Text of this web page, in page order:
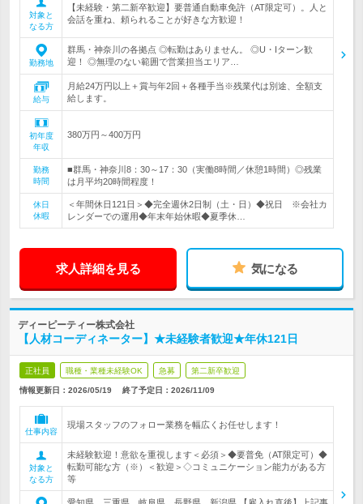
対象と
なる方
【未経験・第二新卒歓迎】要普通自動車免許（AT限定可）。人と
会話を重ね、頼られることが好きな方歓迎！
勤務地
群馬・神奈川の各拠点 ◎転勤はありません。 ◎U・Iターン歓
迎！ ◎無理のない範囲で営業担当エリア…
給与
月給24万円以上＋賞与年2回＋各種手当※残業代は別途、全額支
給します。
初年度
年収
380万円～400万円
勤務
時間
■群馬・神奈川8：30～17：30（実働8時間／休憩1時間）◎残業
は月平均20時間程度！
休日
休暇
＜年間休日121日＞◆完全週休2日制（土・日）◆祝日 ※会社カ
レンダーでの運用◆年末年始休暇◆夏季休…
求人詳細を見る 気になる
ディーピーティー株式会社
【人材コーディネーター】★未経験者歓迎★年休121日
正社員 職種・業種未経験OK 急募 第二新卒歓迎
情報更新日：2026/05/19 終了予定日： 2026/11/09
仕事内容
現場スタッフのフォロー業務を幅広くお任せします！
対象と
なる方
未経験歓迎！意欲を重視します＜必須＞◆要普免（AT限定可）◆
転勤可能な方（※）＜歓迎＞◇コミュニケーション能力がある方
等